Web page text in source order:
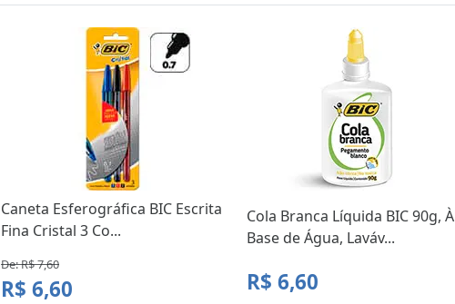
Caneta Esferográfica BIC Escrita
Fina Cristal 3 Co...
De: R$ 7,60
R$ 6,60
Cola Branca Líquida BIC 90g, À
Base de Água, Laváv...
R$ 6,60